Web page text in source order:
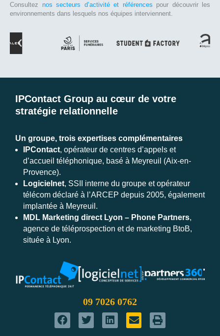
Consultez nos secteurs d’activité et références pour découvrir les
environnements dans lesquels nos équipes interviennent.
IPContact Group au cœur de votre
stratégie relationnelle
Un groupe, trois expertises complémentaires
IPContact, opérateur de centres d’appels et
d’accueil téléphonique, basé à Meyreuil (Aix-en-
Provence).
Logicielnet, SSII interne du groupe et opérateur
télécom déclaré à l’ARCEP depuis 2005, également
implantée à Meyreuil.
MDL Marketing direct Lyon – Phone Partners,
agence de téléprospection et de marketing BtoB,
située à Lyon.
09 7026 0762